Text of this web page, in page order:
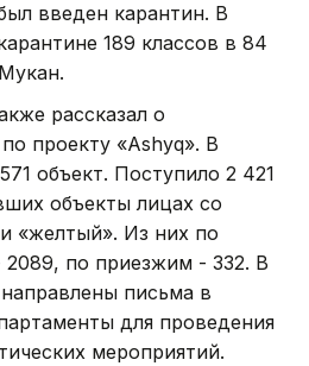
введен карантин. В
189 классов в 84
рассказал о
проекту «Ashyq». В
объект. Поступило 2 421
объекты лицах со
«желтый». Из них по
по приезжим - 332. В
письма в
для проведения
мероприятий.